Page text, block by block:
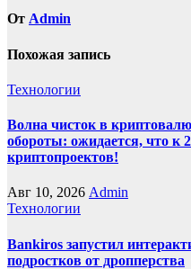
От Admin
Похожая запись
Технологии
Волна чисток в
обороты: ожидается, что к
криптопроектов!
Авг 10, 2026 Admin
Технологии
Bankiros запустил
подростков от дропперства